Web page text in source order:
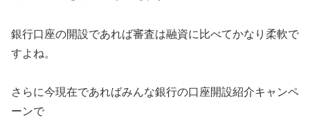
銀行口座の開設であれば審査は融資に比べてかなり柔軟で
すよね。
さらに今現在であればみんな銀行の口座開設紹介キャンペ
ーンで